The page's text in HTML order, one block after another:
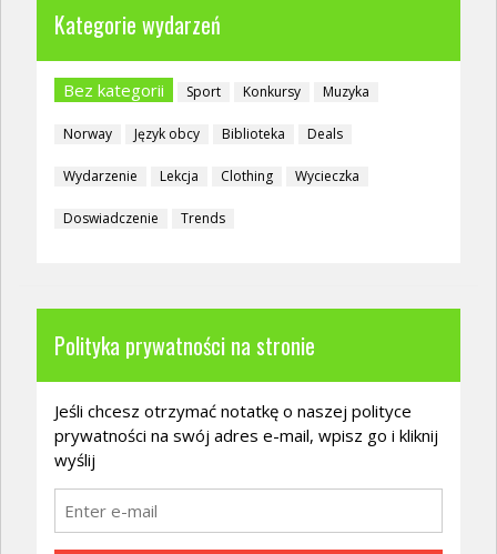
Kategorie wydarzeń
Bez kategorii Sport Konkursy Muzyka
Norway Język obcy Biblioteka Deals
Wydarzenie Lekcja Clothing Wycieczka
Doswiadczenie Trends
Polityka prywatności na stronie
Jeśli chcesz otrzymać notatkę o naszej polityce
prywatności na swój adres e-mail, wpisz go i kliknij
wyślij